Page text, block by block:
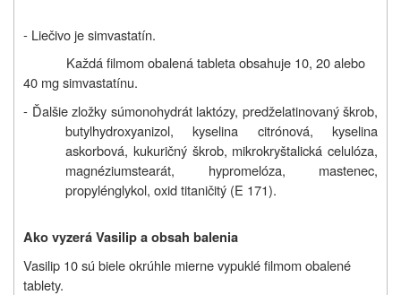
- Liečivo je simvastatín.
Každá filmom obalená tableta obsahuje 10, 20 alebo
40 mg simvastatínu.
- Ďalšie zložky súmonohydrát laktózy, predželatinovaný škrob,
butylhydroxyanizol, kyselina citrónová, kyselina
askorbová, kukuričný škrob, mikrokryštalická celulóza,
magnéziumstearát, hypromelóza, mastenec,
propylénglykol, oxid titaničitý (E 171).
Ako vyzerá Vasilip a obsah balenia
Vasilip 10 sú biele okrúhle mierne vypuklé filmom obalené
tablety.